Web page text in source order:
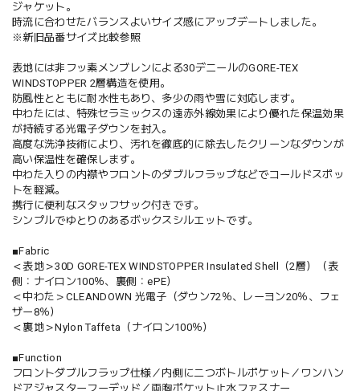
ジャケット。
時流に合わせたバランスよいサイズ感にアップデートしました。
※新旧品番サイズ比較参照
表地には非フッ素メンブレンによる30デニールのGORE-TEX
WINDSTOPPER 2層構造を使用。
防風性とともに耐水性もあり、多少の雨や雪に対応します。
中わたには、特殊セラミックスの遠赤外線効果により優れた保温効果
が持続する光電子ダウンを封入。
高度な洗浄技術により、汚れを徹底的に除去したクリーンなダウンが
高い保温性を確保します。
中わた入りの内襟やフロントのダブルフラップなどでコールドスポッ
トを軽減。
携行に便利なスタッフサック付きです。
シンプルでゆとりのあるボックスシルエットです。
■Fabric
＜表地＞30D GORE-TEX WINDSTOPPER Insulated Shell（2層）（表
側：ナイロン100％、裏側：ePE）
＜中わた＞CLEANDOWN 光電子（ダウン72％、レーヨン20％、フェ
ザー8％）
＜裏地＞Nylon Taffeta（ナイロン100％）
■Function
フロントダブルフラップ仕様／内側に二つボトルポケット／ワンハン
ドアジャスターフーデッド／両胸ポケット止水ファスナー